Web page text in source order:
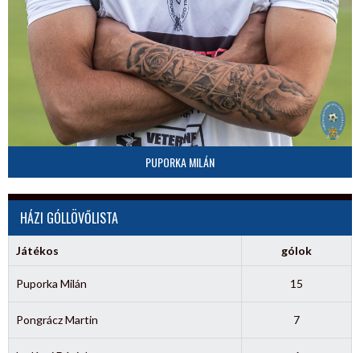
PUPORKA MILÁN
HÁZI GÓLLÖVŐLISTA
Játékos gólok
Puporka Milán 15
Pongrácz Martin 7